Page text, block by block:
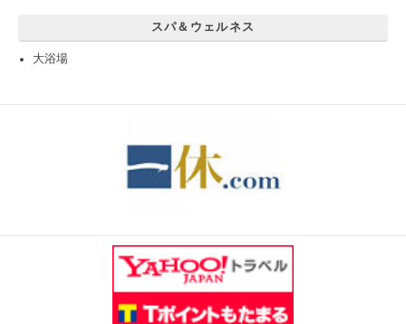
スパ＆ウェルネス
大浴場